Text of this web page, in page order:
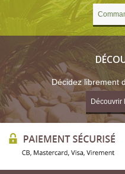
Décidez librement
Découvrir